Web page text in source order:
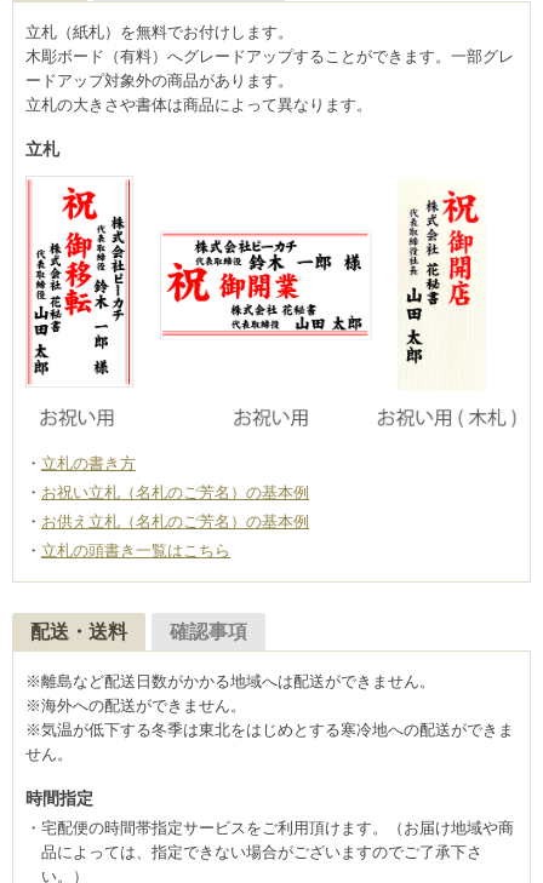
立札（紙札）を無料でお付けします。
木彫ボード（有料）へグレードアップすることができます。一部グレ
ードアップ対象外の商品があります。
立札の大きさや書体は商品によって異なります。
立札
立札の書き方
お祝い立札（名札のご芳名）の基本例
お供え立札（名札のご芳名）の基本例
立札の頭書き一覧はこちら
配送・送料 確認事項
※離島など配送日数がかかる地域へは配送ができません。
※海外への配送ができません。
※気温が低下する冬季は東北をはじめとする寒冷地への配送ができま
せん。
時間指定
宅配便の時間帯指定サービスをご利用頂けます。（お届け地域や商
品によっては、指定できない場合がございますのでご了承下さ
い。）